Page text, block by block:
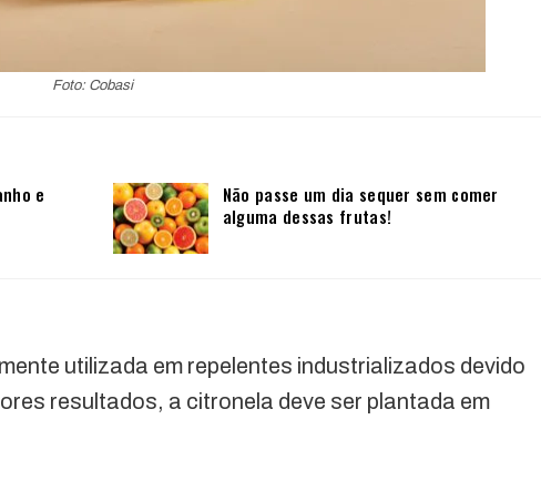
Foto: Cobasi
e
Não passe um dia sequer sem comer
alguma dessas frutas!
utilizada em repelentes industrializados devido
resultados, a citronela deve ser plantada em